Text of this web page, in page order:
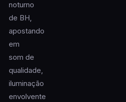
noturno
de BH,
apostando
em
som de
qualidade,
iluminação
envolvente